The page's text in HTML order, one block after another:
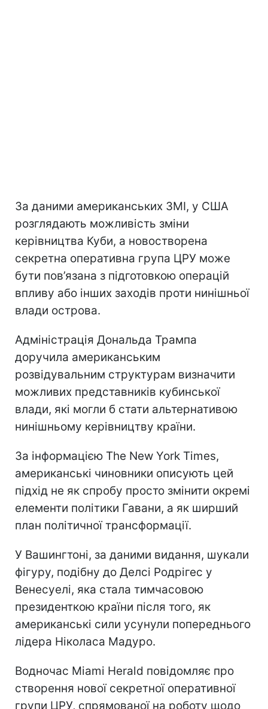
За даними американських ЗМІ, у США
розглядають можливість зміни
керівництва Куби, а новостворена
секретна оперативна група ЦРУ може
бути пов’язана з підготовкою операцій
впливу або інших заходів проти нинішньої
влади острова.
Адміністрація Дональда Трампа
доручила американським
розвідувальним структурам визначити
можливих представників кубинської
влади, які могли б стати альтернативою
нинішньому керівництву країни.
За інформацією The New York Times,
американські чиновники описують цей
підхід не як спробу просто змінити окремі
елементи політики Гавани, а як ширший
план політичної трансформації.
У Вашингтоні, за даними видання, шукали
фігуру, подібну до Делсі Родрігес у
Венесуелі, яка стала тимчасовою
президенткою країни після того, як
американські сили усунули попереднього
лідера Ніколаса Мадуро.
Водночас Miami Herald повідомляє про
створення нової секретної оперативної
групи ЦРУ, спрямованої на роботу щодо